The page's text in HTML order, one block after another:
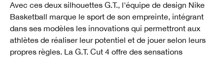
Avec ces deux silhouettes G.T., l'équipe de design Nike
Basketball marque le sport de son empreinte, intégrant
dans ses modèles les innovations qui permettront aux
athlètes de réaliser leur potentiel et de jouer selon leurs
propres règles. La G.T. Cut 4 offre des sensations